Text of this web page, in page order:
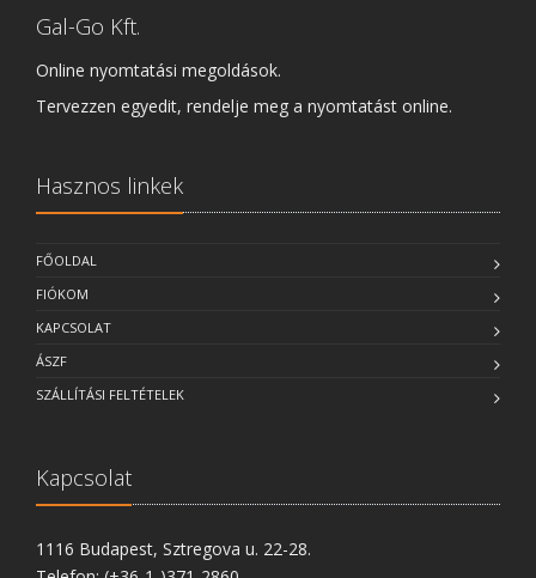
Gal-Go Kft.
Online nyomtatási megoldások.
Tervezzen egyedit, rendelje meg a nyomtatást online.
Hasznos linkek
FŐOLDAL
FIÓKOM
KAPCSOLAT
ÁSZF
SZÁLLÍTÁSI FELTÉTELEK
Kapcsolat
1116 Budapest, Sztregova u. 22-28.